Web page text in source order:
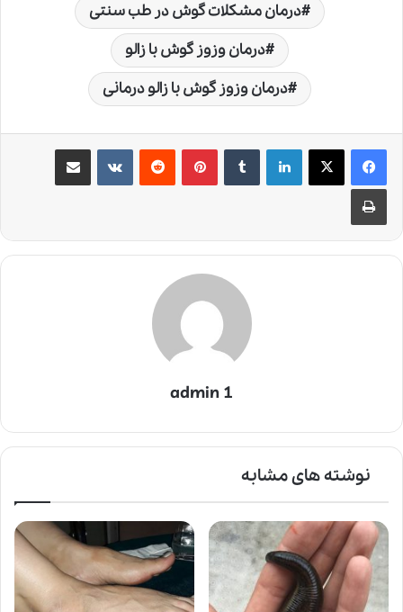
درمان مشکلات گوش در طب سنتی
درمان وزوز گوش با زالو
درمان وزوز گوش با زالو درمانی
لینکدین ‫تامبلر ‫پین‌ترست‫رددیت ‫VKontakteاشتراک گذاری از طریق ایمیل
چاپ
admin 1
نوشته های مشابه